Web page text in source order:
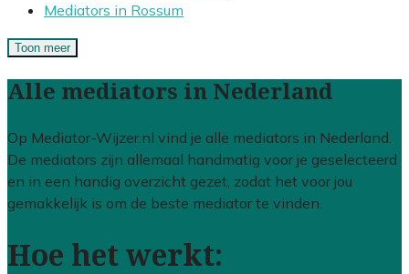
Mediators in Rossum
Toon meer
Alle mediators in Nederland
Op Mediator-Wijzer.nl vind je alle mediators in Nederland.
De mediators zijn allemaal handmatig voor je geselecteerd
en in een handig overzicht gezet, zodat het voor jou
gemakkelijk is om de beste mediator te vinden.
Hoe het werkt: